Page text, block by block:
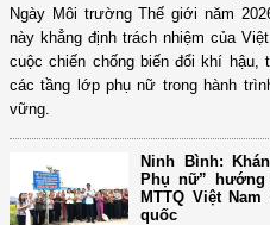
Ngày Môi trường Thế giới năm
này khẳng định trách nhiệm của
cuộc chiến chống biến đổi khí hậu,
các tầng lớp phụ nữ trong hành
vững.
Ninh Bình:
Phụ nữ”
MTTQ Việt
quốc